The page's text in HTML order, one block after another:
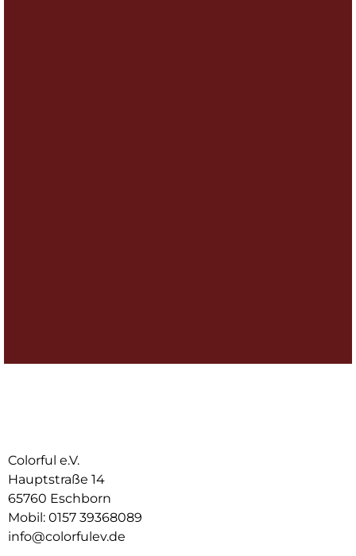
Colorful e.V.
Hauptstraße 14
65760 Eschborn
Mobil: 0157 39368089
info@colorfulev.de